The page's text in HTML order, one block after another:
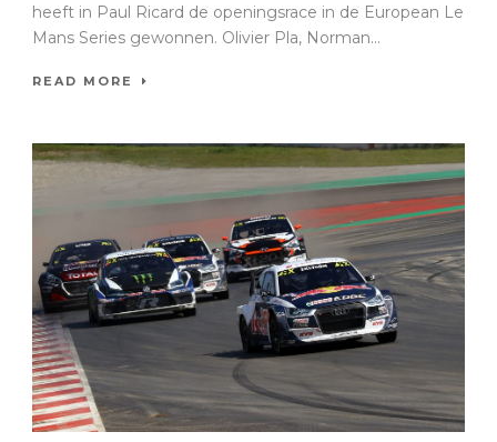
heeft in Paul Ricard de openingsrace in de European Le
Mans Series gewonnen. Olivier Pla, Norman...
READ MORE